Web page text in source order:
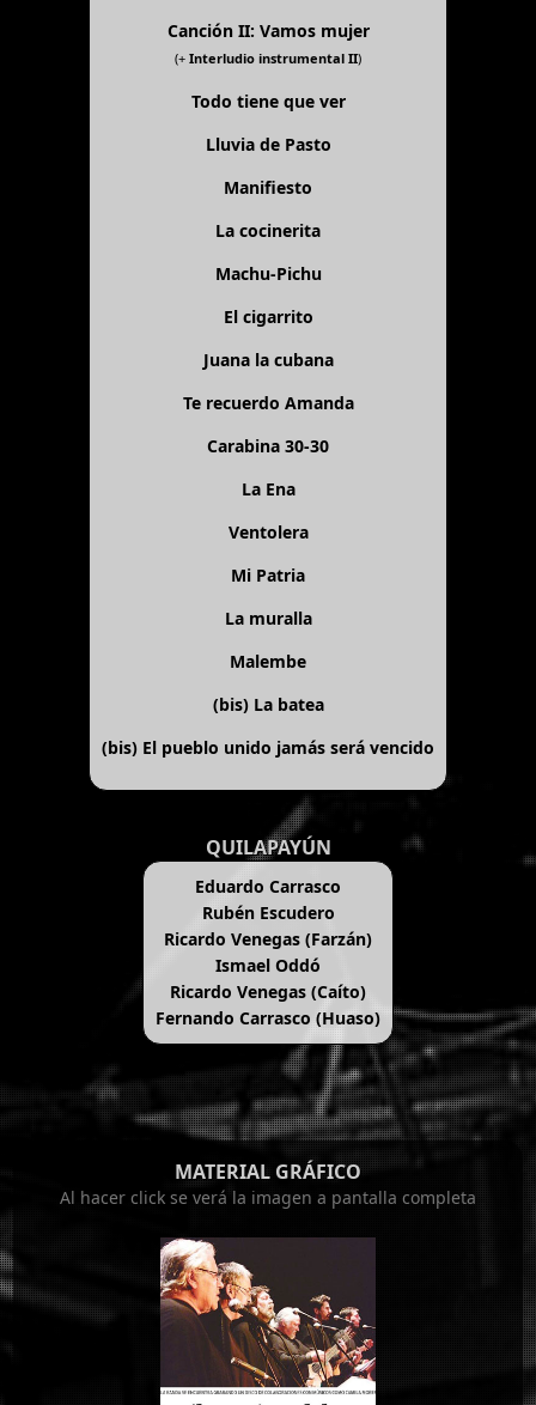
Canción II: Vamos mujer
(+ Interludio instrumental II)
Todo tiene que ver
Lluvia de Pasto
Manifiesto
La cocinerita
Machu-Pichu
El cigarrito
Juana la cubana
Te recuerdo Amanda
Carabina 30-30
La Ena
Ventolera
Mi Patria
La muralla
Malembe
(bis) La batea
(bis) El pueblo unido jamás será vencido
QUILAPAYÚN
Eduardo Carrasco
Rubén Escudero
Ricardo Venegas (Farzán)
Ismael Oddó
Ricardo Venegas (Caíto)
Fernando Carrasco (Huaso)
MATERIAL GRÁFICO
Al hacer click se verá la imagen a pantalla completa